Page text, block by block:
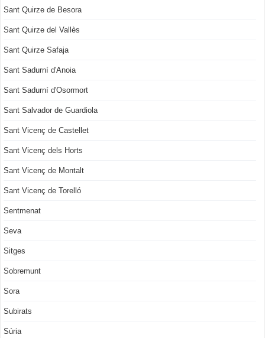
Sant Quirze de Besora
Sant Quirze del Vallès
Sant Quirze Safaja
Sant Sadurní d'Anoia
Sant Sadurní d'Osormort
Sant Salvador de Guardiola
Sant Vicenç de Castellet
Sant Vicenç dels Horts
Sant Vicenç de Montalt
Sant Vicenç de Torelló
Sentmenat
Seva
Sitges
Sobremunt
Sora
Subirats
Súria